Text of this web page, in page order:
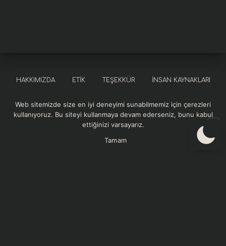
HAKKIMIZDA ETIK TEŞEKKÜR İNSAN KAYNAKLARI
SOSYAL SORUMLULUK KURUMSAL REFERANSLAR
GIZLILIK VE GÜVENLIK POLITIKASI
Web sitemizde size en iyi deneyimi sunabilmemiz için çerezleri
kullanıyoruz. Bu siteyi kullanmaya devam ederseniz, bunu kabul
ettiğinizi varsayarız.
Tamam